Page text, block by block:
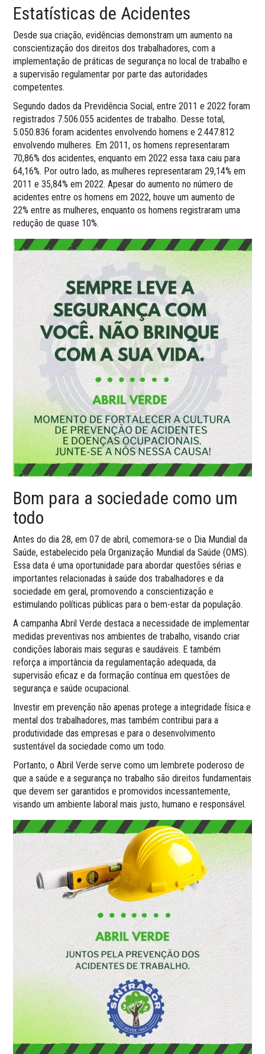
Estatísticas de Acidentes
Desde sua criação, evidências demonstram um aumento na
conscientização dos direitos dos trabalhadores, com a
implementação de práticas de segurança no local de trabalho e
a supervisão regulamentar por parte das autoridades
competentes.
Segundo dados da Previdência Social, entre 2011 e 2022 foram
registrados 7.506.055 acidentes de trabalho. Desse total,
5.050.836 foram acidentes envolvendo homens e 2.447.812
envolvendo mulheres. Em 2011, os homens representaram
70,86% dos acidentes, enquanto em 2022 essa taxa caiu para
64,16%. Por outro lado, as mulheres representaram 29,14% em
2011 e 35,84% em 2022. Apesar do aumento no número de
acidentes entre os homens em 2022, houve um aumento de
22% entre as mulheres, enquanto os homens registraram uma
redução de quase 10%.
Bom para a sociedade como um
todo
Antes do dia 28, em 07 de abril, comemora-se o Dia Mundial da
Saúde, estabelecido pela Organização Mundial da Saúde (OMS).
Essa data é uma oportunidade para abordar questões sérias e
importantes relacionadas à saúde dos trabalhadores e da
sociedade em geral, promovendo a conscientização e
estimulando políticas públicas para o bem-estar da população.
A campanha Abril Verde destaca a necessidade de implementar
medidas preventivas nos ambientes de trabalho, visando criar
condições laborais mais seguras e saudáveis. E também
reforça a importância da regulamentação adequada, da
supervisão eficaz e da formação contínua em questões de
segurança e saúde ocupacional.
Investir em prevenção não apenas protege a integridade física e
mental dos trabalhadores, mas também contribui para a
produtividade das empresas e para o desenvolvimento
sustentável da sociedade como um todo.
Portanto, o Abril Verde serve como um lembrete poderoso de
que a saúde e a segurança no trabalho são direitos fundamentais
que devem ser garantidos e promovidos incessantemente,
visando um ambiente laboral mais justo, humano e responsável.